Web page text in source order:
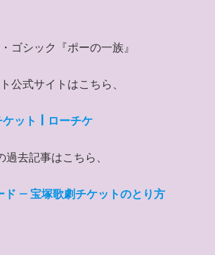
ゴシック『ポーの一族』
公式サイトはこちら、
ット | ローチケ
過去記事はこちら、
– 宝塚歌劇チケットのとり方